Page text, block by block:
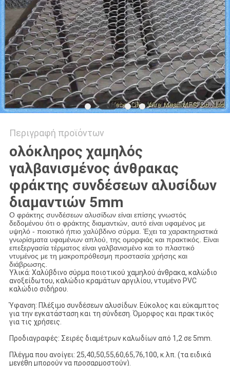
Περιγραφή προϊόντων
ολόκληρος χαμηλός
γαλβανισμένος άνθρακας
φράκτης συνδέσεων αλυσίδων
διαμαντιών 5mm
Ο φράκτης συνδέσεων αλυσίδων είναι επίσης γνωστός
δεδομένου ότι ο φράκτης διαμαντιών, αυτό είναι υφαμένος με
υψηλό - ποιοτικό ήπιο χαλύβδινο σύρμα. Έχει τα χαρακτηριστικά
γνωρίσματα υφαμένων απλού, της ομορφιάς και πρακτικός. Είναι
επεξεργασία τέρματος είναι γαλβανισμένο και το πλαστικό
ντυμένος με τη μακροπρόθεσμη προστασία χρήσης και
διάβρωσης.
Υλικά: Χαλύβδινο σύρμα ποιοτικού χαμηλού άνθρακα, καλώδιο
ανοξείδωτου, καλώδιο κραμάτων αργιλίου, ντυμένο PVC
καλώδιο σιδήρου.
Ύφανση: Πλέξιμο συνδέσεων αλυσίδων. Εύκολος και εύκαμπτος
για την εγκατάσταση και τη σύνδεση. Όμορφος και πρακτικός
για τις χρήσεις.
Προδιαγραφές: Σειρές διαμέτρων καλωδίων από 1,2 σε 5mm.
Πλέγμα που ανοίγει: 25,40,50,55,60,65,76,100, κ.λπ. (τα ειδικά
μεγέθη μπορούν να προσαρμοστούν).